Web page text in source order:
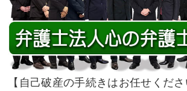
自己破産の手続きはお任せくださ